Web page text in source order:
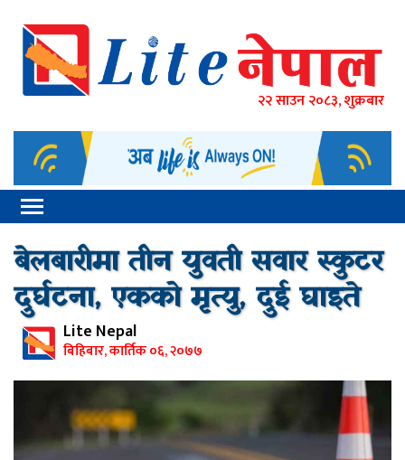
२२ साउन २०८३, शुक्रबार
बेलबारीमा तीन युवती सवार स्कुटर
दुर्घटना, एकको मृत्यु, दुई घाइते
Lite Nepal
बिहिबार, कार्तिक ०६, २०७७